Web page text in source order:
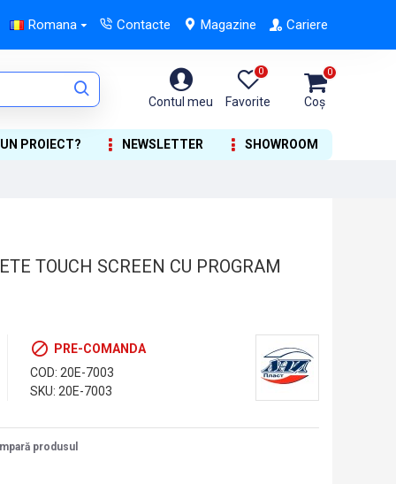
Romana Contacte Magazine Cariere
Contul meu Favorite
0
Coș
0
PROIECT? NEWSLETTER SHOWROOM
TOUCH SCREEN CU PROGRAM
PRE-COMANDA
COD: 20E-7003
SKU: 20E-7003
produsul